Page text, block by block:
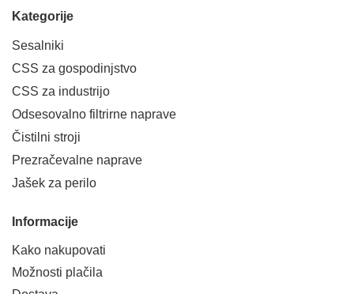
Kategorije
Sesalniki
CSS za gospodinjstvo
CSS za industrijo
Odsesovalno filtrirne naprave
Čistilni stroji
Prezračevalne naprave
Jašek za perilo
Informacije
Kako nakupovati
Možnosti plačila